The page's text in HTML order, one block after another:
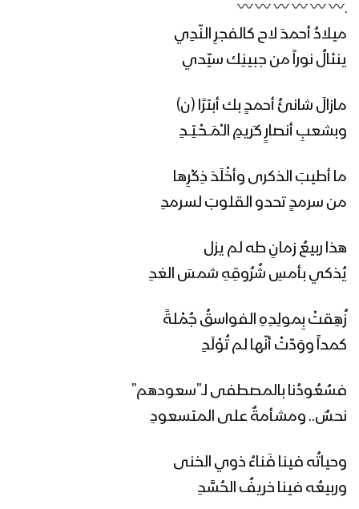
ـ
ميلادُ أحمدَ لاح كالفجرِ النّدِي
ينثالُ نوراً من جبينِك سيّدي
مازالَ شانئُ أحمدٍ بك أبترًا (ن)
وبشعبِ أنصارٍ كَريمِ الـْمَــحْـتِــدِ
ما أطيبَ الذكرى وأخْلَدَ ذِكْرِها
من سرمدٍ تحدو القلوبَ لسرمدِ
هذا ربيعُ زمانِ طه لم يزل
يُذكي بأمسِ شُرُوقِهِ شمسَ الغدِ
زُهِقتْ بِمولِدِهِ الفواسقُ جُمْلةً
كمداً ووَدّتْ أنّها لم تُوْلَدِ
فسُعُودُنا بالمصطفى لـ”سعودهم”
نحسٌ.. ومشأمةٌ على المتسعودِ
وحياتُه فينا فَناءُ ذوي الخنى
وربيعُه فينا خريفُ الحُسَّدِ